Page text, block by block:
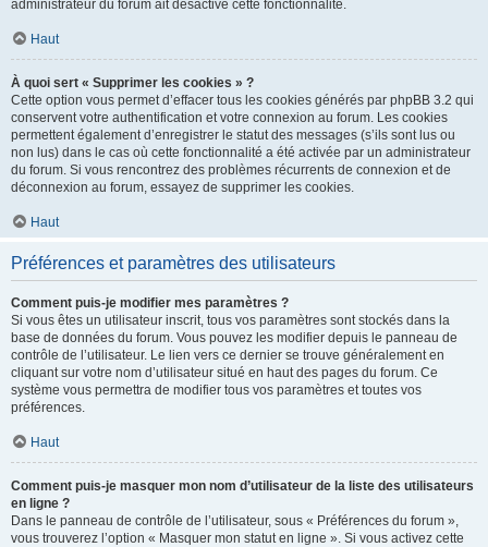
administrateur du forum ait désactivé cette fonctionnalité.
Haut
À quoi sert « Supprimer les cookies » ?
Cette option vous permet d’effacer tous les cookies générés par phpBB 3.2 qui
conservent votre authentification et votre connexion au forum. Les cookies
permettent également d’enregistrer le statut des messages (s’ils sont lus ou
non lus) dans le cas où cette fonctionnalité a été activée par un administrateur
du forum. Si vous rencontrez des problèmes récurrents de connexion et de
déconnexion au forum, essayez de supprimer les cookies.
Haut
Préférences et paramètres des utilisateurs
Comment puis-je modifier mes paramètres ?
Si vous êtes un utilisateur inscrit, tous vos paramètres sont stockés dans la
base de données du forum. Vous pouvez les modifier depuis le panneau de
contrôle de l’utilisateur. Le lien vers ce dernier se trouve généralement en
cliquant sur votre nom d’utilisateur situé en haut des pages du forum. Ce
système vous permettra de modifier tous vos paramètres et toutes vos
préférences.
Haut
Comment puis-je masquer mon nom d’utilisateur de la liste des utilisateurs
en ligne ?
Dans le panneau de contrôle de l’utilisateur, sous « Préférences du forum »,
vous trouverez l’option « Masquer mon statut en ligne ». Si vous activez cette